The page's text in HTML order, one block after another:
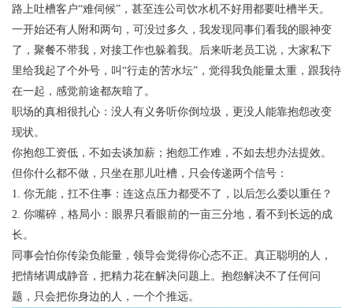
路上吐槽客户“难伺候”，甚至连公司饮水机不好用都要吐槽半天。
一开始还有人附和两句，可没过多久，我发现同事们看我的眼神变
了，聚餐不带我，对接工作也躲着我。后来听老员工说，大家私下
里给我起了个外号，叫“行走的苦水坛”，觉得我负能量太重，跟我待
在一起，感觉前途都灰暗了。
职场的真相很扎心：没人有义务听你倒垃圾，更没人能靠抱怨改变
现状。
你抱怨工资低，不如去谈加薪；抱怨工作难，不如去想办法提效。
但你什么都不做，只坐在那儿吐槽，只会传递两个信号：
1. 你无能，扛不住事：连这点压力都受不了，以后怎么委以重任？
2. 你嘴碎，格局小：眼界只看眼前的一亩三分地，看不到长远的成
长。
同事会怕你传染负能量，领导会觉得你心态不正。真正聪明的人，
把情绪调成静音，把精力花在解决问题上。抱怨解决不了任何问
题，只会把你身边的人，一个个推远。